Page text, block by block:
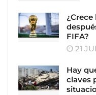
FIFA?
21
Hay
claves